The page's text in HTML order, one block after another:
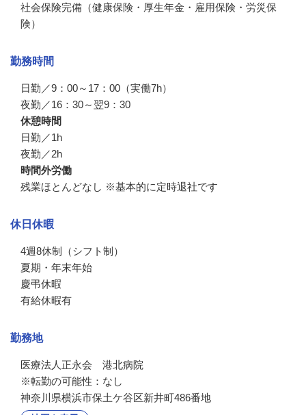
社会保険完備（健康保険・厚生年金・雇用保険・労災保
険）
勤務時間
日勤／9：00～17：00（実働7h）
夜勤／16：30～翌9：30
休憩時間
日勤／1h
夜勤／2h
時間外労働
残業ほとんどなし ※基本的に定時退社です
休日休暇
4週8休制（シフト制）
夏期・年末年始
慶弔休暇
有給休暇有
勤務地
医療法人正永会　港北病院
※転勤の可能性：なし
神奈川県横浜市保土ケ谷区新井町486番地